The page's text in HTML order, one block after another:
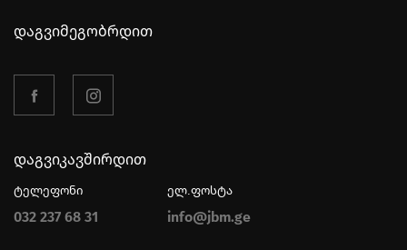
დაგვიმეგობრდით
დაგვიკავშირდით
ტელეფონი
032 237 68 31
ელ.ფოსტა
info@jbm.ge